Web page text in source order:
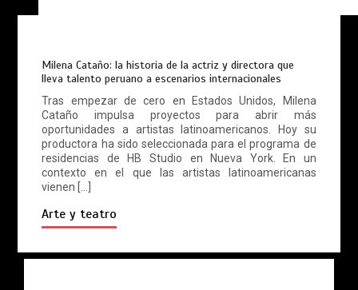
Milena Cataño: la historia de la actriz y directora que
lleva talento peruano a escenarios internacionales
Tras empezar de cero en Estados Unidos, Milena
Cataño impulsa proyectos para abrir más
oportunidades a artistas latinoamericanos. Hoy su
productora ha sido seleccionada para el programa de
residencias de HB Studio en Nueva York. En un
contexto en el que las artistas latinoamericanas
vienen […]
Arte y teatro